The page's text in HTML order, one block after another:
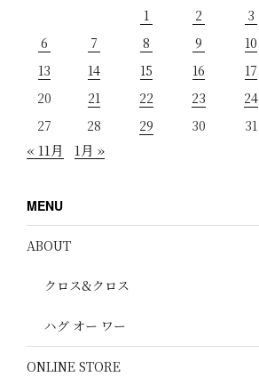
1
2 3
6
7 8 9 10
13
14 15 16 17
20
21 22 23 24
27
28 29 30 31
« 11月 1月 »
MENU
ABOUT
クロス&クロス
ハグ オー ワー
ONLINE STORE